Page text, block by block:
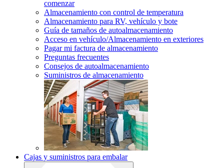
comenzar
Almacenamiento con control de temperatura
Almacenamiento para RV, vehículo y bote
Guía de tamaños de autoalmacenamiento
Acceso en vehículo/Almacenamiento en exteriores
Pagar mi factura de almacenamiento
Preguntas frecuentes
Consejos de autoalmacenamiento
Suministros de almacenamiento
Cajas y suministros para embalar